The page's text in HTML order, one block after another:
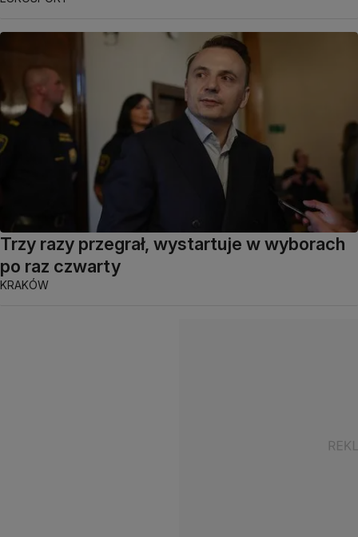
Trzy razy przegrał, wystartuje w wyborach
po raz czwarty
KRAKÓW